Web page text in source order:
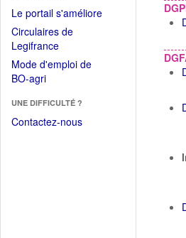
Le portail s'améliore(Fichier
Circulaires de
Legifrance(Ouvrir
dans
une
fenêtre)
Mode d'emploi de
BO-agri(Ouvrir
une
nouvelle
UNE DIFFICULTÉ ?
Contactez-nous